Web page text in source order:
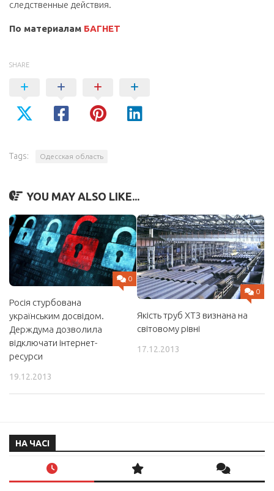
следственные действия.
По материалам БАГНЕТ
SHARE
Tags: Одесская область
YOU MAY ALSO LIKE...
0
Росія стурбована
українським досвідом.
Держдума дозволила
відключати інтернет-
ресурси
19.12.2013
0
Якість труб ХТЗ визнана на
світовому рівні
17.12.2013
НА ЧАСІ